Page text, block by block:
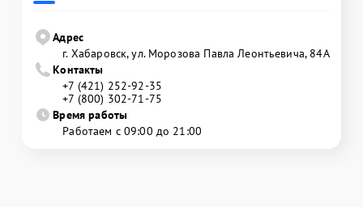
Адрес
г. Хабаровск, ул. Морозова Павла Леонтьевича, 84А
Контакты
+7 (421) 252-92-35
+7 (800) 302-71-75
Время работы
Работаем с 09:00 до 21:00